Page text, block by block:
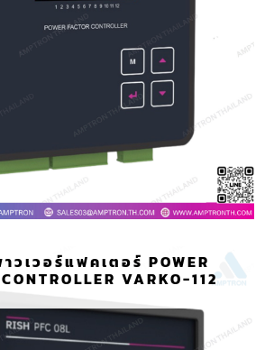
วเวอร์แฟคเตอร์ POWER
VARKO-112